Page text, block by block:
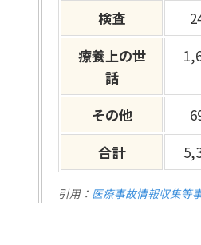
検査
療養上の世
話
その他
合計
引用： 医療事故情報収集